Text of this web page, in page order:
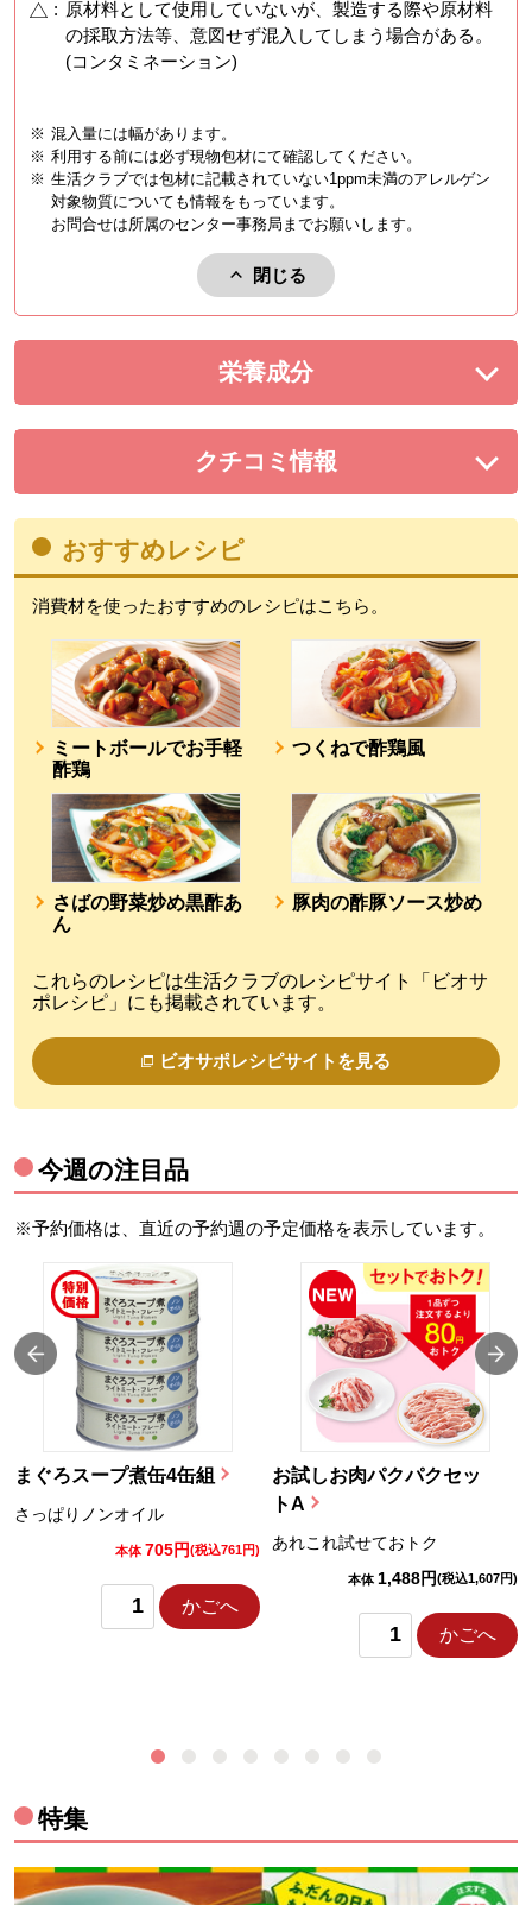
: 原材料として使用していないが、製造する際や原材料
の採取方法等、意図せず混入してしまう場合がある。
(コンタミネーション)
※ 混入量には幅があります。
※ 利用する前には必ず現物包材にて確認してください。
※ 生活クラブでは包材に記載されていない1ppm未満のアレルゲン
対象物質についても情報をもっています。
お問合せは所属のセンター事務局までお願いします。
閉じる
アレルゲンを閉じる。
栄養成分を展開する。
クチコミ情報
を展開する。
おすすめレシピ
消費材を使ったおすすめのレシピはこちら。
ミートボールでお手軽
酢鶏
つくねで酢鶏風
さばの野菜炒め黒酢あ
ん
豚肉の酢豚ソース炒め
これらのレシピは生活クラブのレシピサイト「ビオサ
ポレシピ」にも掲載されています。
ビオサポレシピサイトを見る
今週の注目品
※予約価格は、直近の予約週の予定価格を表示しています。
まぐろスープ煮缶4缶組
さっぱりノンオイル
本体 705円(税込761円)
かごへ
お試しお肉パクパクセッ
トA
あれこれ試せておトク
本体 1,488円(税込1,607円)
かごへ
特集